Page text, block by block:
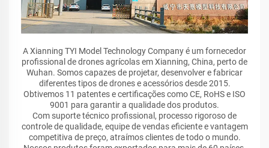
A Xianning TYI Model Technology Company é um fornecedor
profissional de drones agrícolas em Xianning, China, perto de
Wuhan. Somos capazes de projetar, desenvolver e fabricar
diferentes tipos de drones e acessórios desde 2015.
Obtivemos 11 patentes e certificações como CE, RoHS e ISO
9001 para garantir a qualidade dos produtos.
Com suporte técnico profissional, processo rigoroso de
controle de qualidade, equipe de vendas eficiente e vantagem
competitiva de preço, atraímos clientes de todo o mundo.